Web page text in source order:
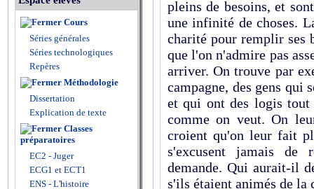
Cours
Séries générales
Séries technologiques
Repères
Méthodologie
Dissertation
Explication de texte
Classes
préparatoires
EC2 - Juger
ECG1 et ECT1
ENS - L'histoire
pleins de besoins, et
une infinité de choses.
charité pour remplir ses
que l'on n'admire pas
arriver. On trouve par
campagne, des gens qui
et qui ont des logis tout
comme on veut. On
croient qu'on leur fait
s'excusent jamais de
demande. Qui aurait-il
s'ils étaient animés de